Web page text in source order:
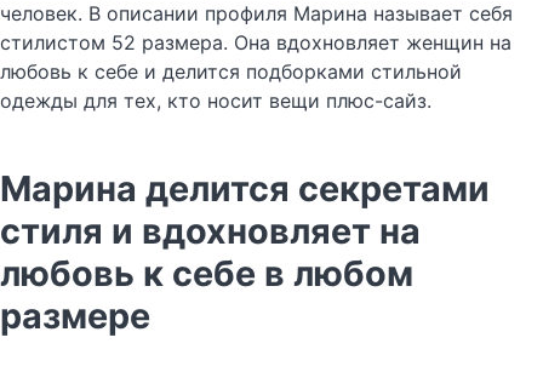
человек. В описании профиля Марина называет себя
стилистом 52 размера. Она вдохновляет женщин на
любовь к себе и делится подборками стильной
одежды для тех, кто носит вещи плюс-сайз.
Марина делится секретами
стиля и вдохновляет на
любовь к себе в любом
размере